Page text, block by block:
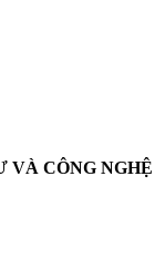
VÀ CÔNG NGHỆ